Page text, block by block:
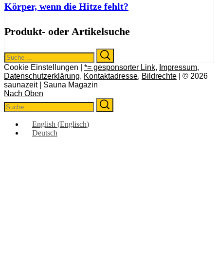
Körper, wenn die Hitze fehlt?
Produkt- oder Artikelsuche
Search
for:
Cookie Einstellungen | *= gesponsorter Link, Impressum,
Datenschutzerklärung, Kontaktadresse, Bildrechte | © 2026
saunazeit | Sauna Magazin
Nach Oben
Search
for:
English (Englisch)
Deutsch